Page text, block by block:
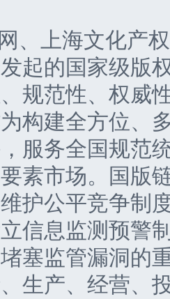
上海文化产权
起的国家级版
规范性、权威
构建全方位、
服务全国规范
素市场。国版
护公平竞争制
信息监测预警
塞监管漏洞的
生产、经营、